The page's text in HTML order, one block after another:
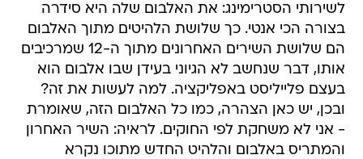
לשירותי הסטרימינג: את האלבום שלה היא סידרה
בצורה הכי אנטי. כך שלושת הלהיטים מתוך האלבום
הם שלושת השירים האחרונים מתוך ה-12 שמרכיבים
אותו, דבר שנחשב לא הגיוני בעידן שבו אלבום הוא
בעצם פלייליסט באפליקציה. למה לעשות את זה?
ובכן, יש כאן הצהרה, כמו כל האלבום הזה, שאומרת
- אני לא משחקת לפי החוקים. לראיה: השיר האחרון
והמתריס באלבום והלהיט החדש מתוכו נקרא